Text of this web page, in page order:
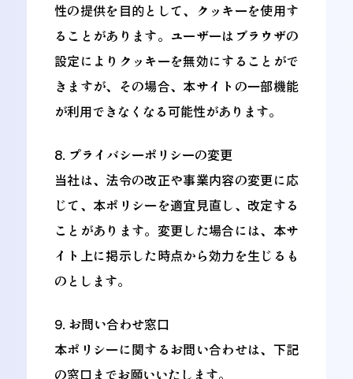
性の提供を目的として、クッキーを使用す
ることがあります。ユーザーはブラウザの
設定によりクッキーを無効にすることがで
きますが、その場合、本サイトの一部機能
が利用できなくなる可能性があります。
8. プライバシーポリシーの変更
当社は、法令の改正や事業内容の変更に応
じて、本ポリシーを適宜見直し、改定する
ことがあります。変更した場合には、本サ
イト上に掲示した時点から効力を生じるも
のとします。
9. お問い合わせ窓口
本ポリシーに関するお問い合わせは、下記
の窓口までお願いいたします。